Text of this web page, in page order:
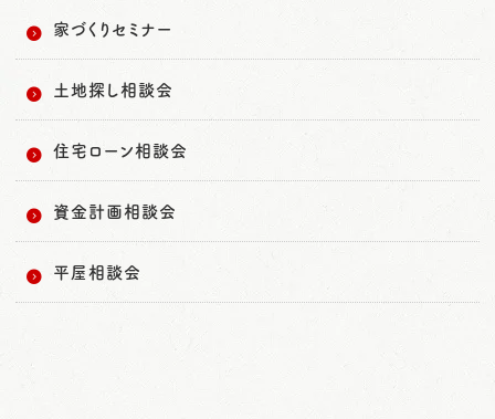
家づくりセミナー
土地探し相談会
住宅ローン相談会
資金計画相談会
平屋相談会